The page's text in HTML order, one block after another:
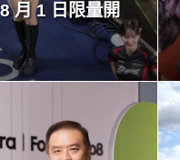
月 1 日限量開